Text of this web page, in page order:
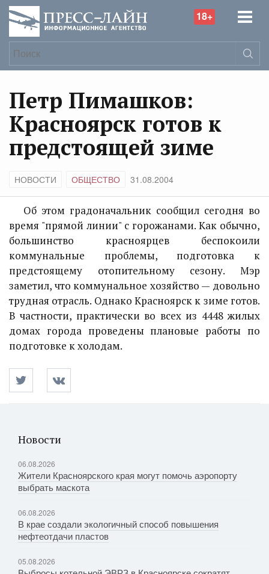
18+
Петр Пимашков:
Красноярск готов к
предстоящей зиме
НОВОСТИ ОБЩЕСТВО 31.08.2004
Об этом градоначальник сообщил сегодня во
время "прямой линии" с горожанами. Как обычно,
большинство красноярцев беспокоили
коммунальные проблемы, подготовка к
предстоящему отопительному сезону. Мэр
заметил, что коммунальное хозяйство — довольно
трудная отрасль. Однако Красноярск к зиме готов.
В частности, практически во всех из 4448 жилых
домах города проведены плановые работы по
подготовке к холодам.
Новости
06.08.2026
Жители Красноярского края могут помочь аэропорту
выбрать маскота
06.08.2026
В крае создали экологичный способ повышения
нефтеотдачи пластов
05.08.2026